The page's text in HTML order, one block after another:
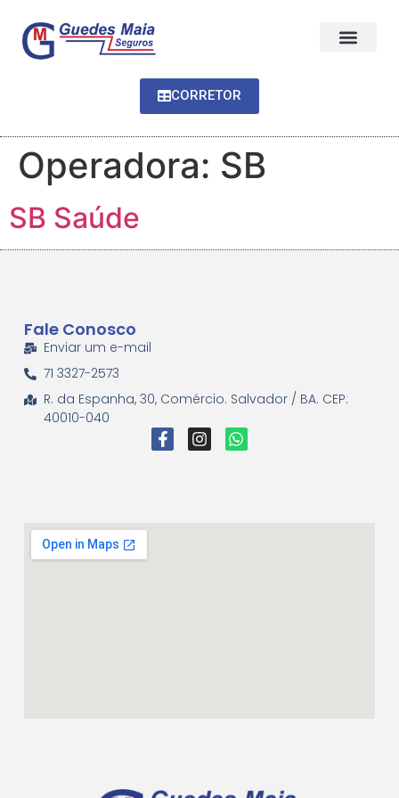
CORRETOR
Operadora: SB
SB Saúde
Fale Conosco
Enviar um e-mail
71 3327-2573
R. da Espanha, 30, Comércio. Salvador / BA. CEP:
40010-040